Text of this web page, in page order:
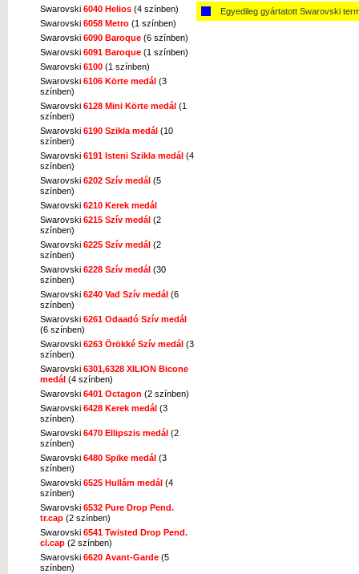
Swarovski 6040 Helios (4 színben)
Swarovski 6058 Metro (1 színben)
Swarovski 6090 Baroque (6 színben)
Swarovski 6091 Baroque (1 színben)
Swarovski 6100 (1 színben)
Swarovski 6106 Körte medál (3
színben)
Swarovski 6128 Mini Körte medál (1
színben)
Swarovski 6190 Szikla medál (10
színben)
Swarovski 6191 Isteni Szikla medál (4
színben)
Swarovski 6202 Szív medál (5
színben)
Swarovski 6210 Kerek medál
Swarovski 6215 Szív medál (2
színben)
Swarovski 6225 Szív medál (2
színben)
Swarovski 6228 Szív medál (30
színben)
Swarovski 6240 Vad Szív medál (6
színben)
Swarovski 6261 Odaadó Szív medál
(6 színben)
Swarovski 6263 Örökké Szív medál (3
színben)
Swarovski 6301,6328 XILION Bicone
medál (4 színben)
Swarovski 6401 Octagon (2 színben)
Swarovski 6428 Kerek medál (3
színben)
Swarovski 6470 Ellipszis medál (2
színben)
Swarovski 6480 Spike medál (3
színben)
Swarovski 6525 Hullám medál (4
színben)
Swarovski 6532 Pure Drop Pend.
tr.cap (2 színben)
Swarovski 6541 Twisted Drop Pend.
cl.cap (2 színben)
Swarovski 6620 Avant-Garde (5
színben)
Egyedileg gyártatott Swarovski